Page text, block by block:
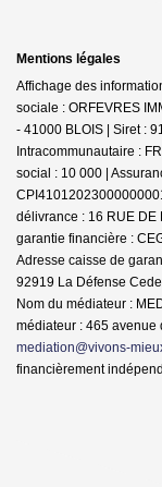
Mentions légales
Affichage des
sociale : ORFEVRES
- 41000 BLOIS | Siret :
Intracommunautaire :
social : 10 000 |
délivrance : 16 RUE DE
garantie financière :
Adresse caisse de
92919 La Défense
Nom du médiateur :
médiateur : 465 avenue
mediation@vivons-
financièrement